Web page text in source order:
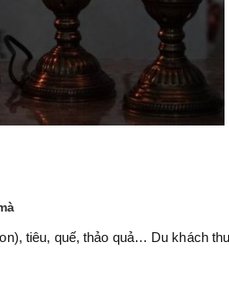
tiêu, quế, thảo quả… Du khách